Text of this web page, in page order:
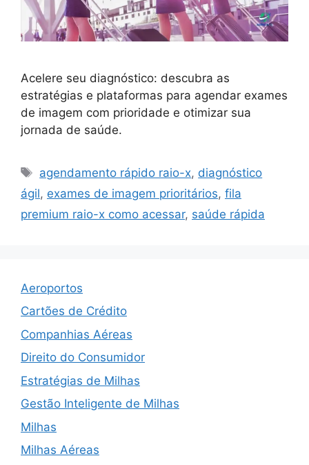
Acelere seu diagnóstico: descubra as
estratégias e plataformas para agendar exames
de imagem com prioridade e otimizar sua
jornada de saúde.
Tags
agendamento rápido raio-x, diagnóstico
ágil, exames de imagem prioritários, fila
premium raio-x como acessar, saúde rápida
Aeroportos
Cartões de Crédito
Companhias Aéreas
Direito do Consumidor
Estratégias de Milhas
Gestão Inteligente de Milhas
Milhas
Milhas Aéreas